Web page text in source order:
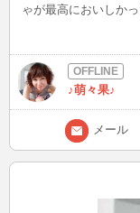
ゃが最高においしか
♪萌々果♪
メール